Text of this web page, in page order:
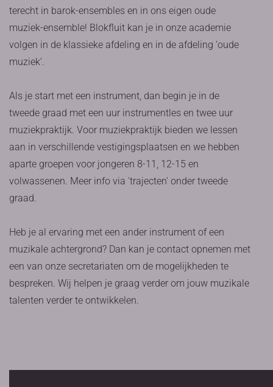
terecht in barok-ensembles en in ons eigen oude
muziek-ensemble! Blokfluit kan je in onze academie
volgen in de klassieke afdeling en in de afdeling ‘oude
muziek’.
Als je start met een instrument, dan begin je in de
tweede graad met een uur instrumentles en twee uur
muziekpraktijk. Voor muziekpraktijk bieden we lessen
aan in verschillende vestigingsplaatsen en we hebben
aparte groepen voor jongeren 8-11, 12-15 en
volwassenen. Meer info via 'trajecten' onder tweede
graad.
Heb je al ervaring met een ander instrument of een
muzikale achtergrond? Dan kan je contact opnemen met
een van onze secretariaten om de mogelijkheden te
bespreken. Wij helpen je graag verder om jouw muzikale
talenten verder te ontwikkelen.